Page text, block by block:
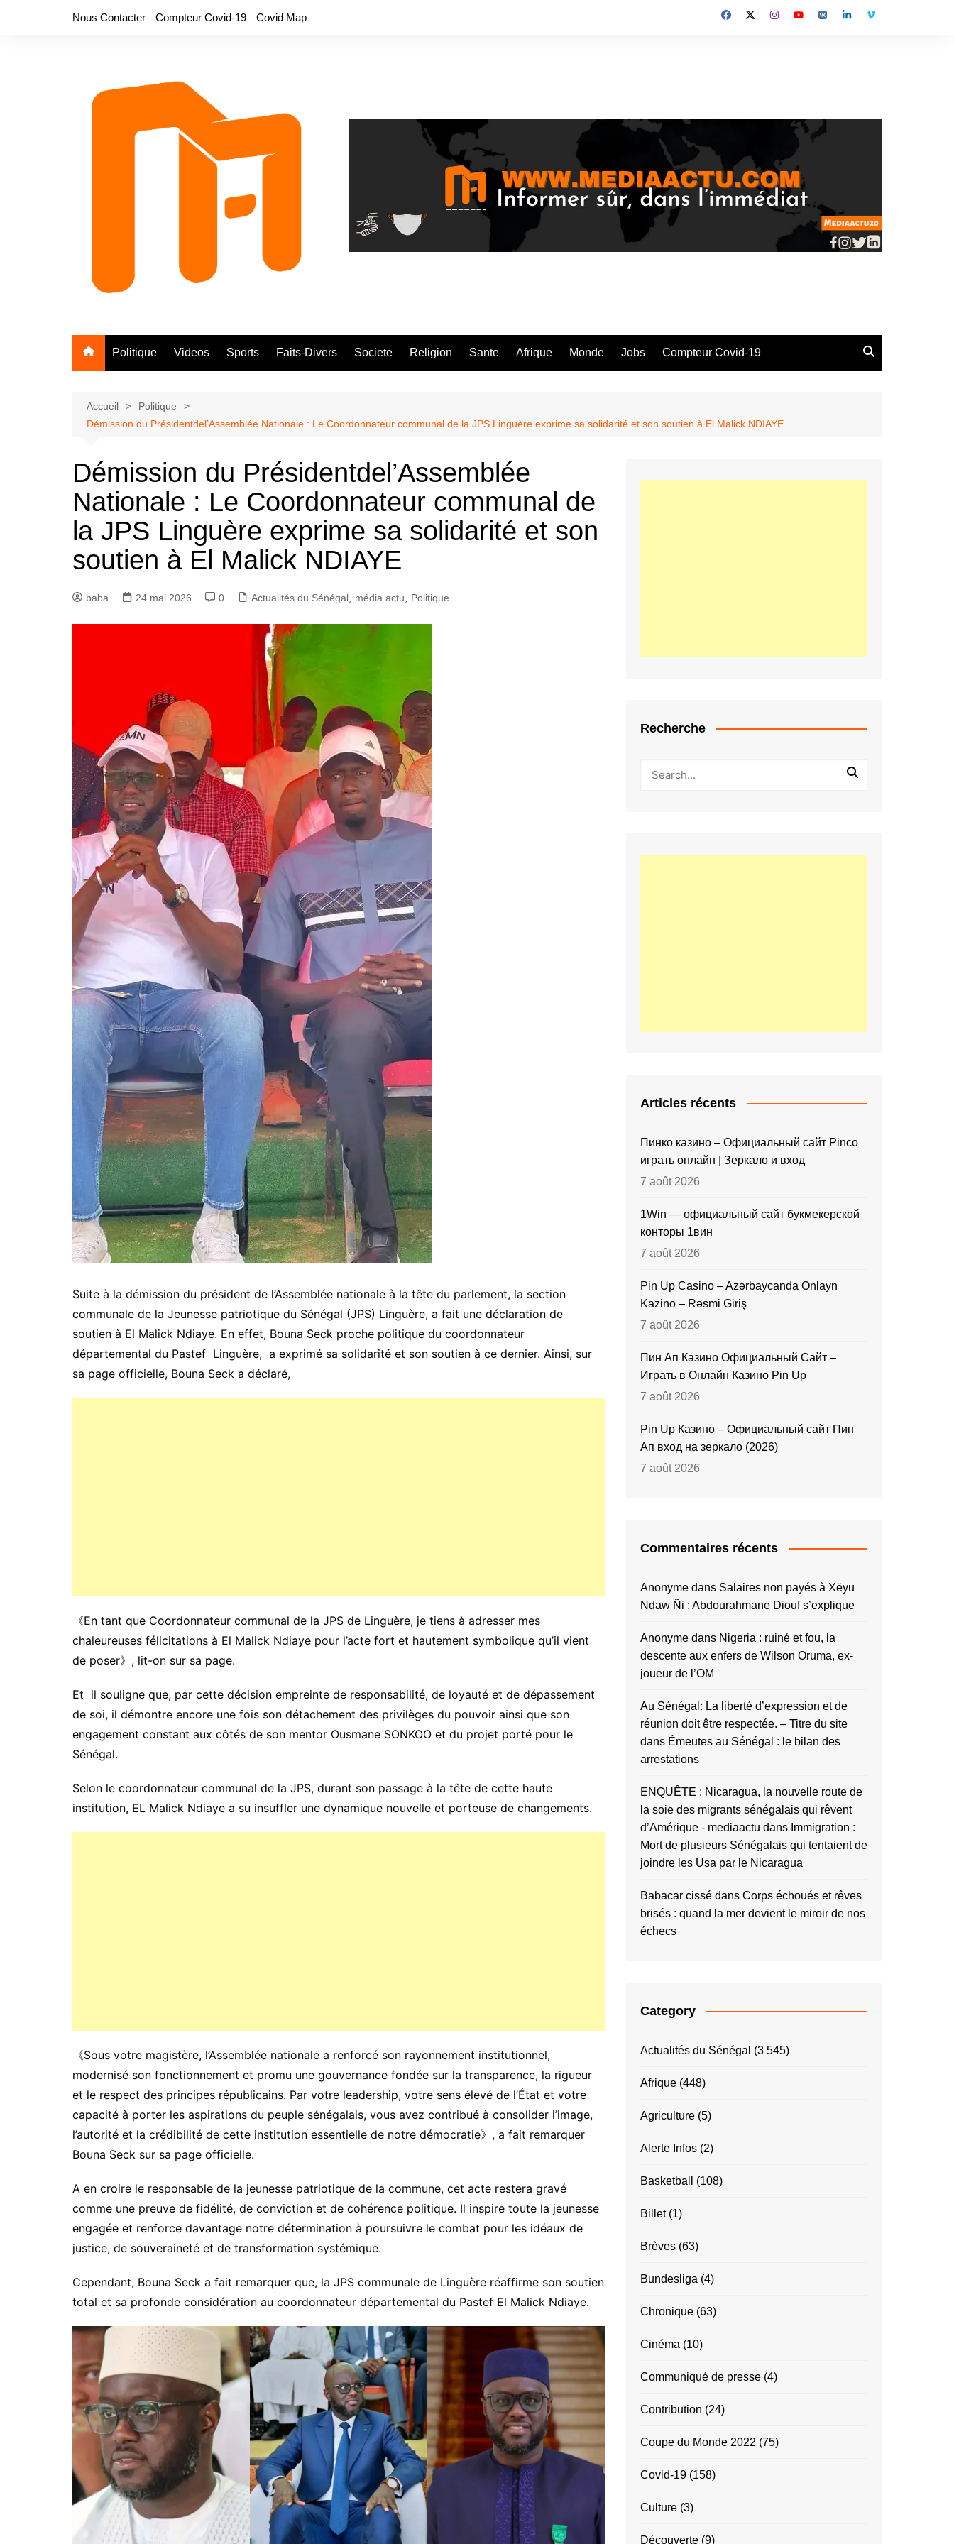
Nous Contacter Compteur Covid-19 Covid Map
Politique Videos Sports Faits-Divers Societe Religion Sante Afrique Monde Jobs Compteur Covid-19
Accueil
Politique
Démission du Présidentdel’Assemblée Nationale : Le Coordonnateur communal de la JPS Linguère exprime sa solidarité et son soutien à El Malick NDIAYE
Démission du Présidentdel’Assemblée
Nationale : Le Coordonnateur communal de
la JPS Linguère exprime sa solidarité et son
soutien à El Malick NDIAYE
baba 24 mai 2026 0 Actualités du Sénégal média actu Politique
Suite à la démission du président de l’Assemblée nationale à la tête du parlement, la section
communale de la Jeunesse patriotique du Sénégal (JPS) Linguère, a fait une déclaration de
soutien à El Malick Ndiaye. En effet, Bouna Seck proche politique du coordonnateur
départemental du Pastef Linguère, a exprimé sa solidarité et son soutien à ce dernier. Ainsi, sur
sa page officielle, Bouna Seck a déclaré,
《En tant que Coordonnateur communal de la JPS de Linguère, je tiens à adresser mes
chaleureuses félicitations à El Malick Ndiaye pour l’acte fort et hautement symbolique qu’il vient
de poser》, lit-on sur sa page.
Et il souligne que, par cette décision empreinte de responsabilité, de loyauté et de dépassement
de soi, il démontre encore une fois son détachement des privilèges du pouvoir ainsi que son
engagement constant aux côtés de son mentor Ousmane SONKOO et du projet porté pour le
Sénégal.
Selon le coordonnateur communal de la JPS, durant son passage à la tête de cette haute
institution, EL Malick Ndiaye a su insuffler une dynamique nouvelle et porteuse de changements.
《Sous votre magistère, l’Assemblée nationale a renforcé son rayonnement institutionnel,
modernisé son fonctionnement et promu une gouvernance fondée sur la transparence, la rigueur
et le respect des principes républicains. Par votre leadership, votre sens élevé de l’État et votre
capacité à porter les aspirations du peuple sénégalais, vous avez contribué à consolider l’image,
l’autorité et la crédibilité de cette institution essentielle de notre démocratie》, a fait remarquer
Bouna Seck sur sa page officielle.
A en croire le responsable de la jeunesse patriotique de la commune, cet acte restera gravé
comme une preuve de fidélité, de conviction et de cohérence politique. Il inspire toute la jeunesse
engagée et renforce davantage notre détermination à poursuivre le combat pour les idéaux de
justice, de souveraineté et de transformation systémique.
Cependant, Bouna Seck a fait remarquer que, la JPS communale de Linguère réaffirme son soutien
total et sa profonde considération au coordonnateur départemental du Pastef El Malick Ndiaye.
Recherche
Articles récents
Пинко казино – Официальный сайт Pinco
играть онлайн | Зеркало и вход
7 août 2026
1Win — официальный сайт букмекерской
конторы 1вин
7 août 2026
Pin Up Casino – Azərbaycanda Onlayn
Kazino – Rəsmi Giriş
7 août 2026
Пин Ап Казино Официальный Сайт –
Играть в Онлайн Казино Pin Up
7 août 2026
Pin Up Казино – Официальный сайт Пин
Ап вход на зеркало (2026)
7 août 2026
Commentaires récents
Anonyme dans Salaires non payés à Xëyu
Ndaw Ñi : Abdourahmane Diouf s’explique
Anonyme dans Nigeria : ruiné et fou, la
descente aux enfers de Wilson Oruma, ex-
joueur de l’OM
Au Sénégal: La liberté d’expression et de
réunion doit être respectée. – Titre du site
dans Émeutes au Sénégal : le bilan des
arrestations
ENQUÊTE : Nicaragua, la nouvelle route de
la soie des migrants sénégalais qui rêvent
d’Amérique - mediaactu dans Immigration :
Mort de plusieurs Sénégalais qui tentaient de
joindre les Usa par le Nicaragua
Babacar cissé dans Corps échoués et rêves
brisés : quand la mer devient le miroir de nos
échecs
Category
Actualités du Sénégal (3 545)
Afrique (448)
Agriculture (5)
Alerte Infos (2)
Basketball (108)
Billet(1)
Brèves (63)
Bundesliga (4)
Chronique (63)
Cinéma (10)
Communiqué de presse (4)
Contribution (24)
Coupe du Monde 2022 (75)
Covid-19 (158)
Culture (3)
Découverte (9)